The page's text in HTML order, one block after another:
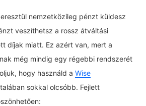
nemzetközileg pénzt küldesz
veszíthetsz a rossz átváltási
díjak miatt. Ez azért van, mert a
még mindig egy régebbi rendszerét
hogy használd a Wise
sokkal olcsóbb. Fejlett